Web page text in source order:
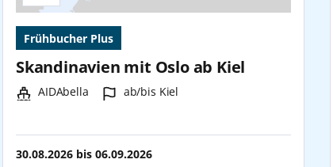
Frühbucher Plus
Skandinavien mit Oslo ab Kiel
Schiff:
AIDAbella Hafen:
ab/bis Kiel
30.08.2026 bis 06.09.2026